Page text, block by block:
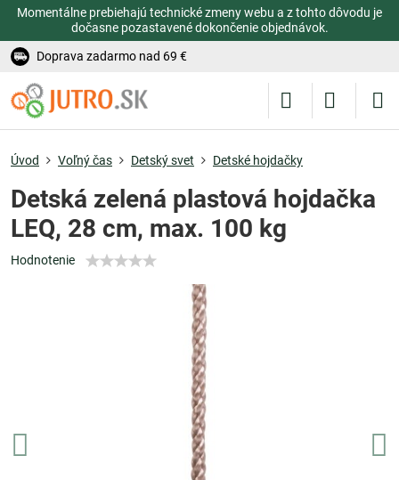
Momentálne prebiehajú technické zmeny webu a z tohto dôvodu je
dočasne pozastavené dokončenie objednávok.
Doprava zadarmo nad 69 €
Úvod Voľný čas Detský svet Detské hojdačky
Detská zelená plastová hojdačka
LEQ, 28 cm, max. 100 kg
Hodnotenie